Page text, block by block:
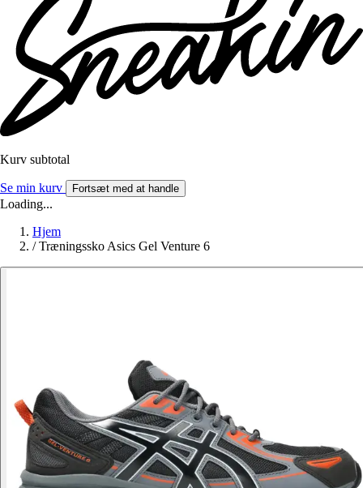
Kurv subtotal
Se min kurv Fortsæt med at handle
Loading...
Hjem
/ Træningssko Asics Gel Venture 6